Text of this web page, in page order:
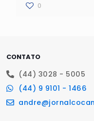
0
CONTATO
(44) 3028 - 5005
(44) 9 9101 - 1466